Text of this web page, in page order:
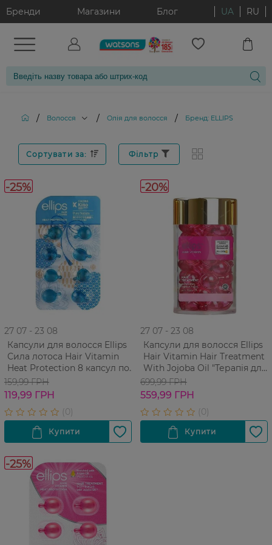
Бренди Магазини Блог UA RU
/ Волосся / Олія для волосся / Бренд: ELLIPS
Сортувати за: Фільтр
-25%
27 07 - 23 08
Капсули для волосся Ellips
Сила лотоса Hair Vitamin
Heat Protection 8 капсул по 1
мл
159,99 ГРН
119,99 ГРН
-20%
27 07 - 23 08
Капсули для волосся Ellips
Hair Vitamin Hair Treatment
With Jojoba Oil "Терапія для
волосся" з олією жожоба
50x1мл
699,99 ГРН
559,99 ГРН
-25%